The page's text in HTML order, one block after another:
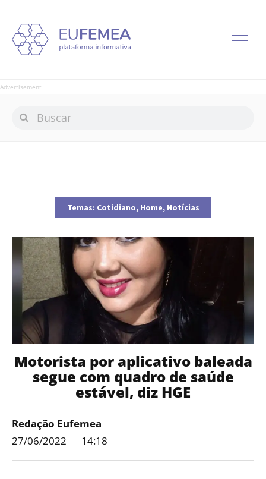
Advertisement
Temas: Cotidiano, Home, Notícias
Motorista por aplicativo baleada
segue com quadro de saúde
estável, diz HGE
Redação Eufemea
27/06/2022
14:18